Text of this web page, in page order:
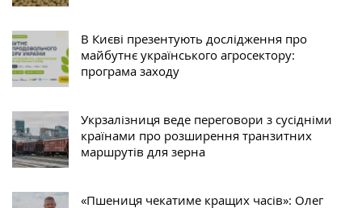
В Києві презентують дослідження про
майбутнє українського агросектору:
програма заходу
Укрзалізниця веде переговори з сусідніми
країнами про розширення транзитних
маршрутів для зерна
«Пшениця чекатиме кращих часів»: Олег